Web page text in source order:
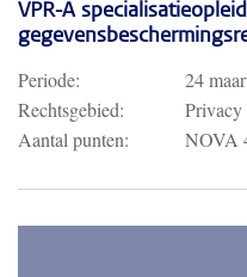
VPR-A
Periode: 24
Rechtsgebied:
Aantal punten:
NOVA